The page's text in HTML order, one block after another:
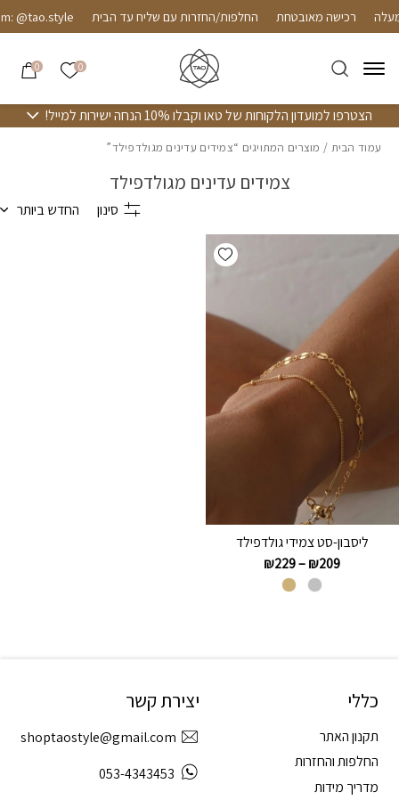
Skip to Contentרכישה מאובטחת החלפות/החזרות עם שליח עד הבית @tao.style
0 הרשימה
0
הצטרפו למועדון הלקוחות של טאו וקבלו 10% הנחה ישירות למייל!
עמוד הבית / מוצרים המתויגים “צמידים עדינים מגולדפילד”
צמידים עדינים מגולדפילד
סינון החדש ביותר
Add wishlist
ליסבון-סט צמידי גולדפילד
₪209
–
₪229
כללי
תקנון האתר
החלפות והחזרות
מדריך מידות
יצירת קשר
shoptaostyle@gmail.com
053-4343453
בחזרה למעלה